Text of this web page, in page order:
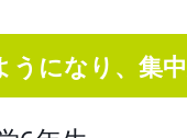
になり、集